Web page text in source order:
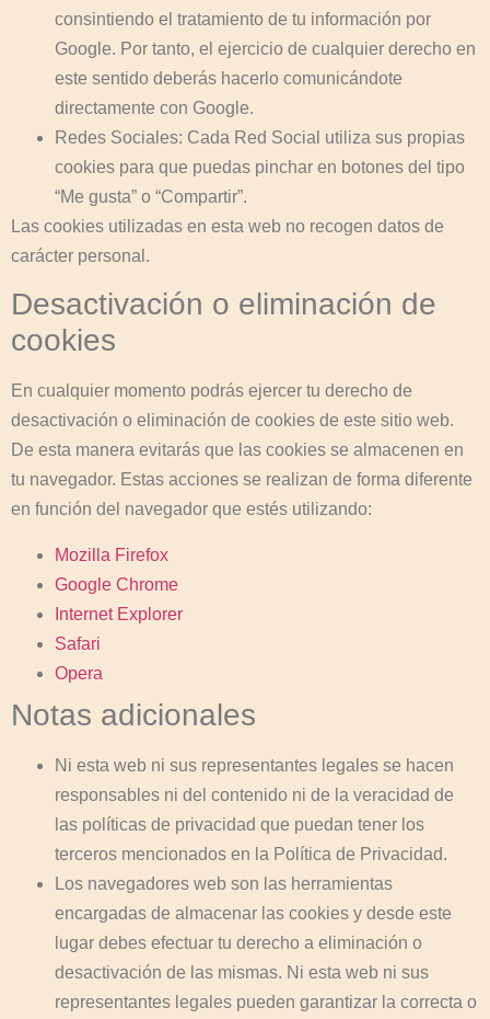
consintiendo el tratamiento de tu información por
Google. Por tanto, el ejercicio de cualquier derecho en
este sentido deberás hacerlo comunicándote
directamente con Google.
Redes Sociales: Cada Red Social utiliza sus propias
cookies para que puedas pinchar en botones del tipo
“Me gusta” o “Compartir”.
Las cookies utilizadas en esta web no recogen datos de
carácter personal.
Desactivación o eliminación de
cookies
En cualquier momento podrás ejercer tu derecho de
desactivación o eliminación de cookies de este sitio web.
De esta manera evitarás que las cookies se almacenen en
tu navegador. Estas acciones se realizan de forma diferente
en función del navegador que estés utilizando:
Mozilla Firefox
Google Chrome
Internet Explorer
Safari
Opera
Notas adicionales
Ni esta web ni sus representantes legales se hacen
responsables ni del contenido ni de la veracidad de
las políticas de privacidad que puedan tener los
terceros mencionados en la Política de Privacidad.
Los navegadores web son las herramientas
encargadas de almacenar las cookies y desde este
lugar debes efectuar tu derecho a eliminación o
desactivación de las mismas. Ni esta web ni sus
representantes legales pueden garantizar la correcta o